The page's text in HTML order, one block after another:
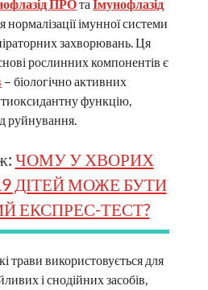
ПРОта Імунофлазід
нормалізації імунної системи
захворювань. Ця
рослинних компонентів є
– біологічно активних
функцію,
руйнування.
ЧОМУ У ХВОРИХ
ДІТЕЙ МОЖЕ БУТИ
ЕКСПРЕС-ТЕСТ?
трави використовується для
і снодійних засобів,